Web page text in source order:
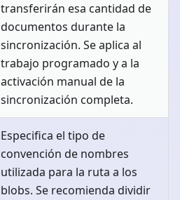
transferirán esa cantidad de
documentos durante la
sincronización. Se aplica al
trabajo programado y a la
activación manual de la
sincronización completa.
Especifica el tipo de
convención de nombres
utilizada para la ruta a los
blobs. Se recomienda dividir